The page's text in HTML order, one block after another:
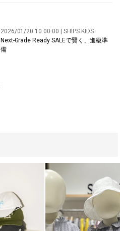
2026/01/20 10:00:00 | SHIPS KIDS
Next-Grade Ready SALEで賢く、進級準
備